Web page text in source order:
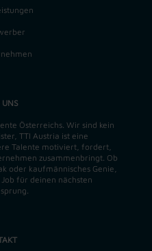
UNS
Österreichs. Wir sind kein
TTI Austria ist eine
Talente motiviert, fordert,
zusammenbringt. Ob
oder kaufmännisches Genie,
Job für deinen nächsten